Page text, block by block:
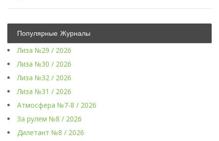
Популярные Журналы
Лиза №29 / 2026
Лиза №30 / 2026
Лиза №32 / 2026
Лиза №31 / 2026
Атмосфера №7-8 / 2026
За рулем №8 / 2026
Дилетант №8 / 2026